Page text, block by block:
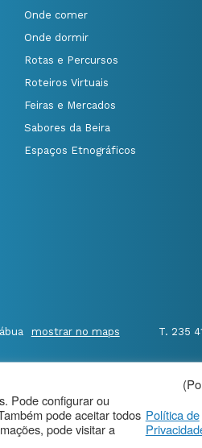
Onde comer
Onde dormir
Rotas e Percursos
Roteiros Virtuais
Feiras e Mercados
Sabores da Beira
Espaços Etnográficos
mostrar no maps T. 235
Pode configurar ou
pode aceitar todos
pode visitar a
Política de